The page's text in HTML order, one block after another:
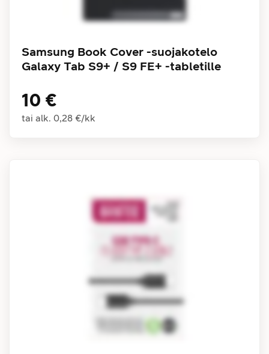
Samsung Book Cover -suojakotelo
Galaxy Tab S9+ / S9 FE+ -tabletille
10 €
tai alk. 0,28 €/kk